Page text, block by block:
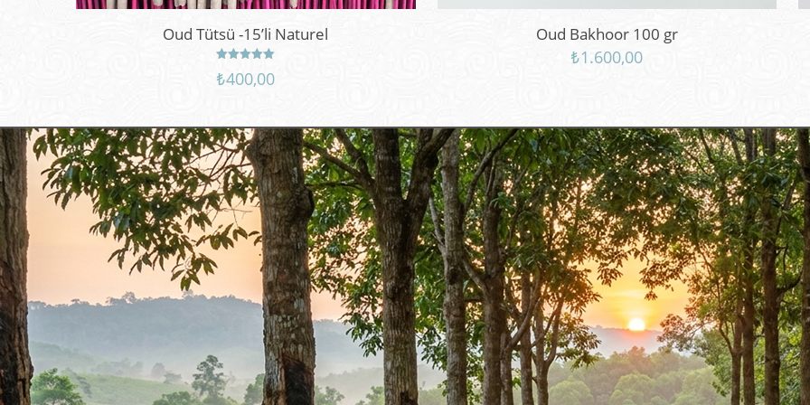
Oud Tütsü -15’li Naturel
5.00
₺400,00
Oud Bakhoor 100 gr
₺1.600,00